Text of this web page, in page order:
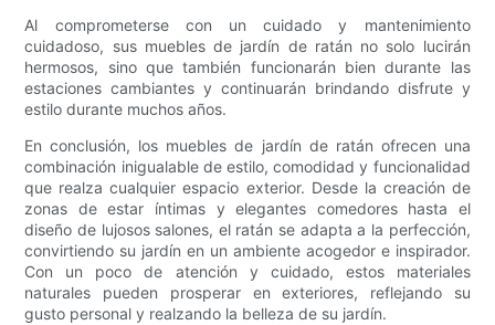
Al comprometerse con un cuidado y mantenimiento
cuidadoso, sus muebles de jardín de ratán no solo lucirán
hermosos, sino que también funcionarán bien durante las
estaciones cambiantes y continuarán brindando disfrute y
estilo durante muchos años.
En conclusión, los muebles de jardín de ratán ofrecen una
combinación inigualable de estilo, comodidad y funcionalidad
que realza cualquier espacio exterior. Desde la creación de
zonas de estar íntimas y elegantes comedores hasta el
diseño de lujosos salones, el ratán se adapta a la perfección,
convirtiendo su jardín en un ambiente acogedor e inspirador.
Con un poco de atención y cuidado, estos materiales
naturales pueden prosperar en exteriores, reflejando su
gusto personal y realzando la belleza de su jardín.